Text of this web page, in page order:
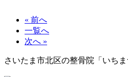
« 前へ
一覧へ
次へ »
さいたま市北区の整骨院「いちま